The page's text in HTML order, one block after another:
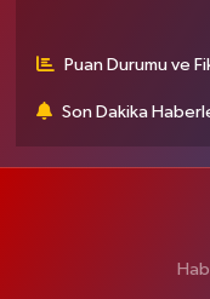
Puan Durumu ve
Son Dakika